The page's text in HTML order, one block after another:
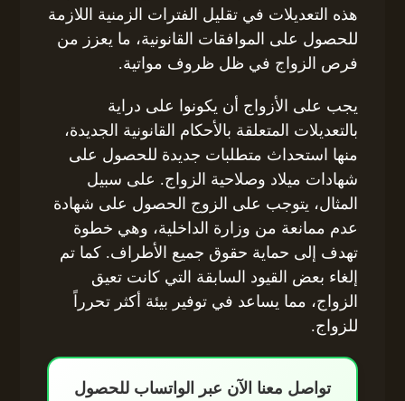
هذه التعديلات في تقليل الفترات الزمنية اللازمة
للحصول على الموافقات القانونية، ما يعزز من
فرص الزواج في ظل ظروف مواتية.
يجب على الأزواج أن يكونوا على دراية
بالتعديلات المتعلقة بالأحكام القانونية الجديدة،
منها استحداث متطلبات جديدة للحصول على
شهادات ميلاد وصلاحية الزواج. على سبيل
المثال، يتوجب على الزوج الحصول على شهادة
عدم ممانعة من وزارة الداخلية، وهي خطوة
تهدف إلى حماية حقوق جميع الأطراف. كما تم
إلغاء بعض القيود السابقة التي كانت تعيق
الزواج، مما يساعد في توفير بيئة أكثر تحرراً
للزواج.
تواصل معنا الآن عبر الواتساب للحصول